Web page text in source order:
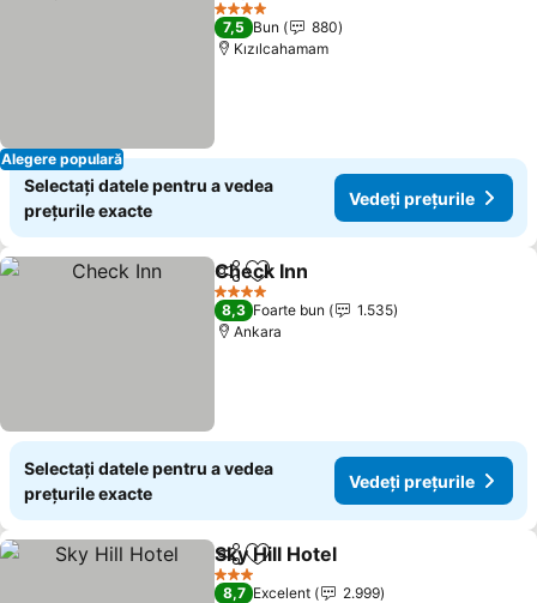
Alegere populară
4 Stele
7,5 Bun
880
Kızılcahamam
Selectați datele pentru a vedea
prețurile exacte
Vedeți prețurile
DistribuițiAdăugaţi la favorite
Check Inn
4 Stele
8,3 Foarte bun
1.535
Ankara
Selectați datele pentru a vedea
prețurile exacte
Vedeți prețurile
DistribuițiAdăugaţi la favorite
Sky Hill Hotel
3 Stele
8,7 Excelent
2.999